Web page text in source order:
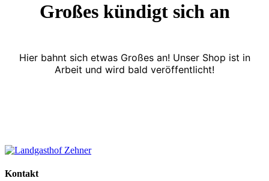
Großes kündigt sich an
Hier bahnt sich etwas Großes an! Unser Shop ist in
Arbeit und wird bald veröffentlicht!
Kontakt